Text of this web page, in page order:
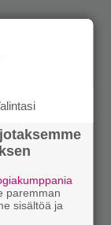
paremman
sisältöä ja